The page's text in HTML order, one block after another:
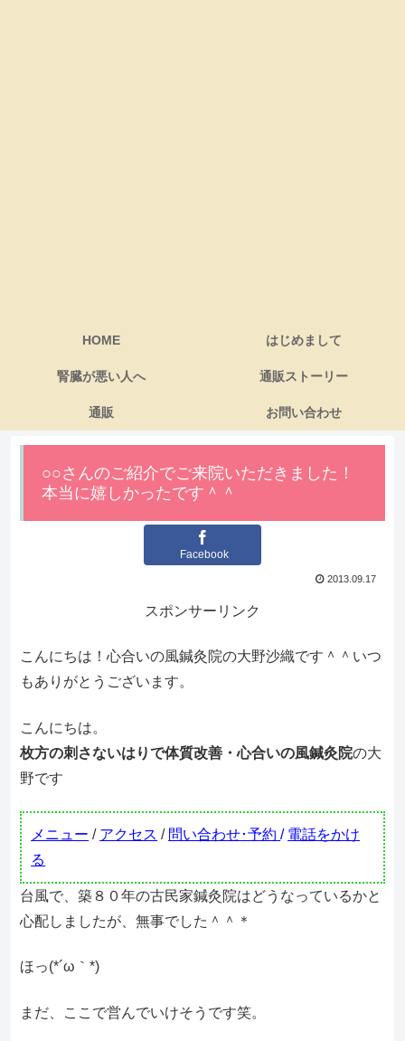
HOME はじめまして
腎臓が悪い人へ 通販ストーリー
通販 お問い合わせ
○○さんのご紹介でご来院いただきました！
本当に嬉しかったです＾＾
Facebook
2013.09.17
スポンサーリンク
こんにちは！心合いの風鍼灸院の大野沙織です＾＾いつ
もありがとうございます。
こんにちは。
枚方の刺さないはりで体質改善・心合いの風鍼灸院の大
野です
メニュー / アクセス / 問い合わせ･予約/ 電話をかけ
る
台風で、築８０年の古民家鍼灸院はどうなっているかと
心配しましたが、無事でした＾＾＊
ほっ(*´ω｀*)
まだ、ここで営んでいけそうです笑。